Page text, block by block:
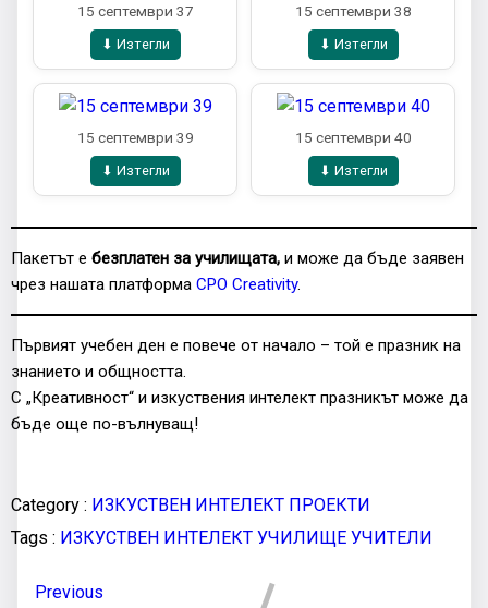
15 септември 37
⬇ Изтегли
15 септември 38
⬇ Изтегли
15 септември 39
⬇ Изтегли
15 септември 40
⬇ Изтегли
Пакетът е безплатен за училищата, и може да бъде заявен
чрез нашата платформа CPO Creativity.
Първият учебен ден е повече от начало – той е празник на
знанието и общността.
С „Креативност“ и изкуствения интелект празникът може да
бъде още по-вълнуващ!
Category : ИЗКУСТВЕН ИНТЕЛЕКТ ПРОЕКТИ
Tags : ИЗКУСТВЕН ИНТЕЛЕКТ УЧИЛИЩЕ УЧИТЕЛИ
Previous